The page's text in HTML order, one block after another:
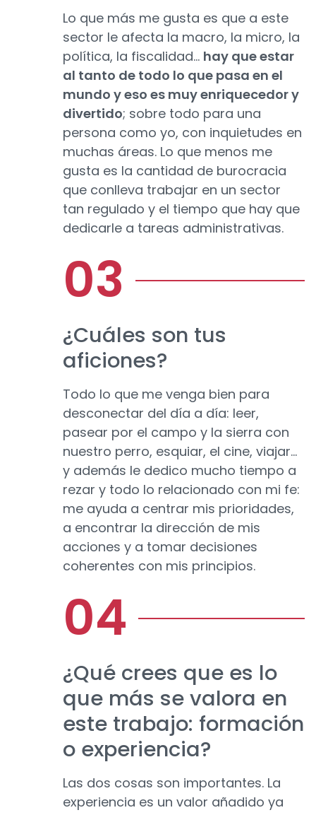
Lo que más me gusta es que a este
sector le afecta la macro, la micro, la
política, la fiscalidad… hay que estar
al tanto de todo lo que pasa en el
mundo y eso es muy enriquecedor y
divertido; sobre todo para una
persona como yo, con inquietudes en
muchas áreas. Lo que menos me
gusta es la cantidad de burocracia
que conlleva trabajar en un sector
tan regulado y el tiempo que hay que
dedicarle a tareas administrativas.
¿Cuáles son tus
aficiones?
Todo lo que me venga bien para
desconectar del día a día: leer,
pasear por el campo y la sierra con
nuestro perro, esquiar, el cine, viajar…
y además le dedico mucho tiempo a
rezar y todo lo relacionado con mi fe:
me ayuda a centrar mis prioridades,
a encontrar la dirección de mis
acciones y a tomar decisiones
coherentes con mis principios.
¿Qué crees que es lo
que más se valora en
este trabajo: formación
o experiencia?
Las dos cosas son importantes. La
experiencia es un valor añadido ya